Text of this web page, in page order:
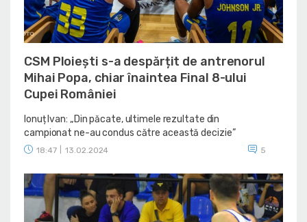
CSM Ploiești s-a despărțit de antrenorul
Mihai Popa, chiar înaintea Final 8-ului
Cupei României
Ionuț Ivan: „Din păcate, ultimele rezultate din
campionat ne-au condus către această decizie”
18:47 13.02.2024 5